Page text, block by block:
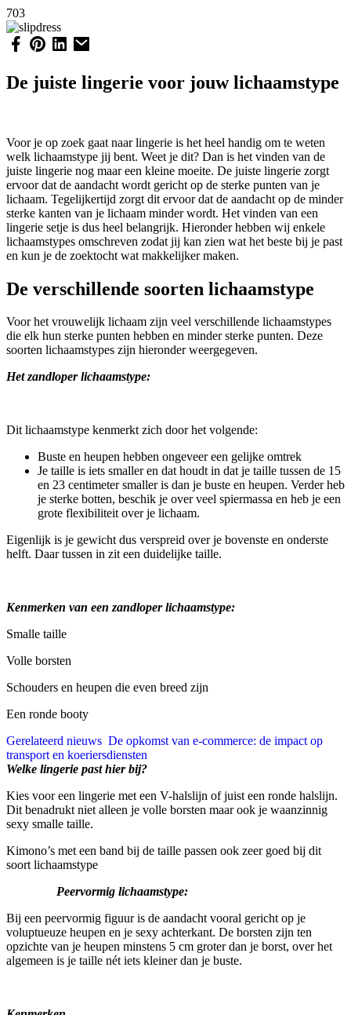
703
De juiste lingerie voor jouw lichaamstype
Voor je op zoek gaat naar lingerie is het heel handig om te weten
welk lichaamstype jij bent. Weet je dit? Dan is het vinden van de
juiste lingerie nog maar een kleine moeite. De juiste lingerie zorgt
ervoor dat de aandacht wordt gericht op de sterke punten van je
lichaam. Tegelijkertijd zorgt dit ervoor dat de aandacht op de minder
sterke kanten van je lichaam minder wordt. Het vinden van een
lingerie setje is dus heel belangrijk. Hieronder hebben wij enkele
lichaamstypes omschreven zodat jij kan zien wat het beste bij je past
en kun je de zoektocht wat makkelijker maken.
De verschillende soorten lichaamstype
Voor het vrouwelijk lichaam zijn veel verschillende lichaamstypes
die elk hun sterke punten hebben en minder sterke punten. Deze
soorten lichaamstypes zijn hieronder weergegeven.
Het zandloper lichaamstype:
Dit lichaamstype kenmerkt zich door het volgende:
Buste en heupen hebben ongeveer een gelijke omtrek
Je taille is iets smaller en dat houdt in dat je taille tussen de 15
en 23 centimeter smaller is dan je buste en heupen. Verder heb
je sterke botten, beschik je over veel spiermassa en heb je een
grote flexibiliteit over je lichaam.
Eigenlijk is je gewicht dus verspreid over je bovenste en onderste
helft. Daar tussen in zit een duidelijke taille.
Kenmerken van een zandloper lichaamstype:
Smalle taille
Volle borsten
Schouders en heupen die even breed zijn
Een ronde booty
Gerelateerd nieuws De opkomst van e-commerce: de impact op
transport en koeriersdiensten
Welke lingerie past hier bij?
Kies voor een lingerie met een V-halslijn of juist een ronde halslijn.
Dit benadrukt niet alleen je volle borsten maar ook je waanzinnig
sexy smalle taille.
Kimono’s met een band bij de taille passen ook zeer goed bij dit
soort lichaamstype
Peervormig lichaamstype:
Bij een peervormig figuur is de aandacht vooral gericht op je
voluptueuze heupen en je sexy achterkant. De borsten zijn ten
opzichte van je heupen minstens 5 cm groter dan je borst, over het
algemeen is je taille nét iets kleiner dan je buste.